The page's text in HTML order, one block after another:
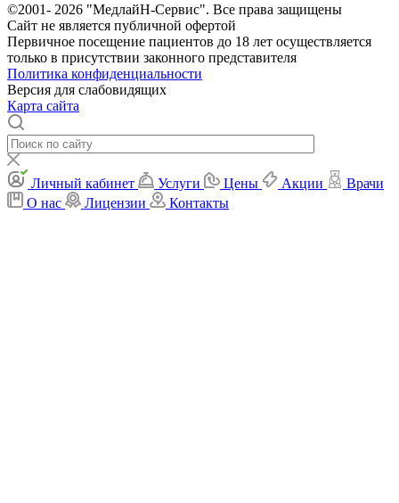
©2001- 2026 "МедлайН-Сервис". Все права защищены
Сайт не является публичной офертой
Первичное посещение пациентов до 18 лет осуществляется
только в присутствии законного представителя
Политика конфиденциальности
Версия для слабовидящих
Карта сайта
Личный кабинет Услуги Цены Акции
Врачи
О нас
Лицензии Контакты